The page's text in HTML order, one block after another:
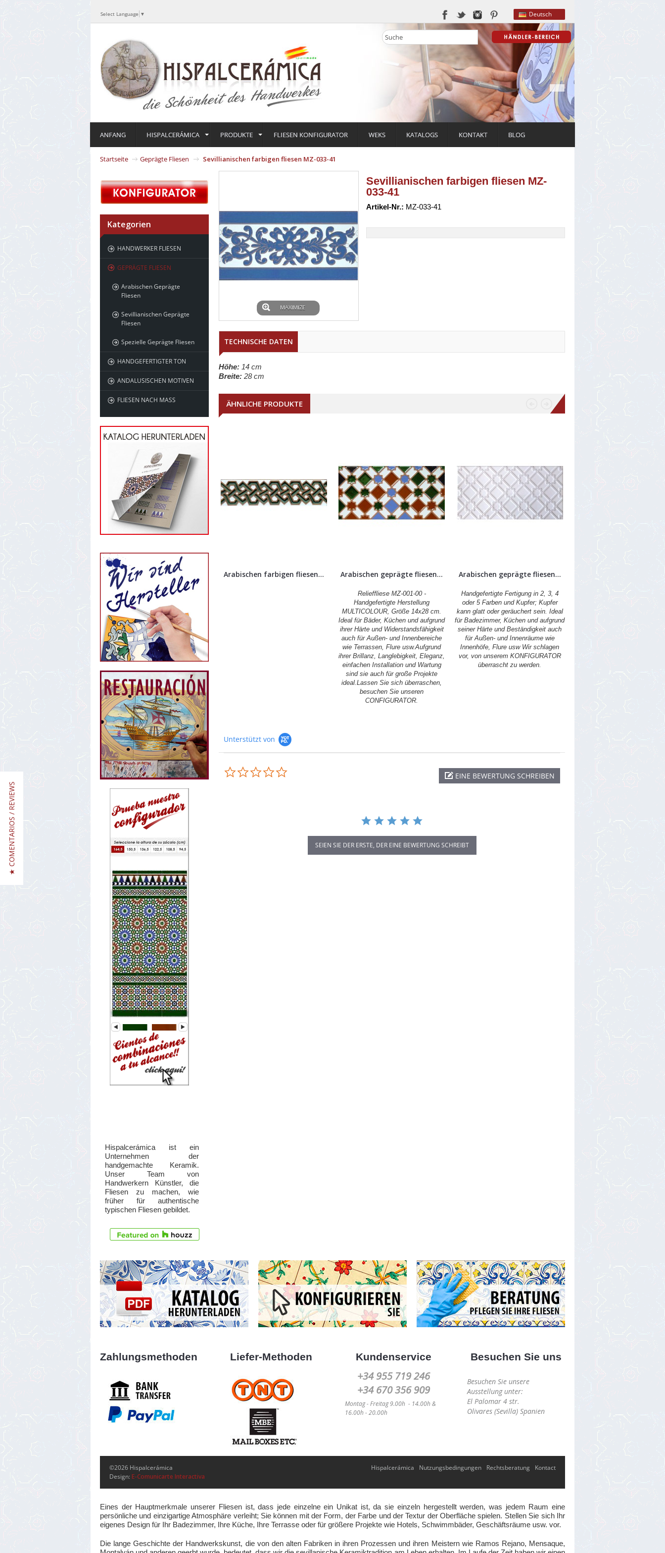
Deutsch
Select Language ▼
ANFANG HISPALCERÁMICA PRODUKTE FLIESEN KONFIGURATOR WEKS KATALOGS KONTAKT BLOG
Startseite Geprägte Fliesen Sevillianischen farbigen fliesen MZ-033-41
Kategorien
HANDWERKER FLIESEN
GEPRÄGTE FLIESEN
Arabischen Geprägte
Fliesen
Sevillianischen Geprägte
Fliesen
Spezielle Geprägte Fliesen
HANDGEFERTIGTER TON
ANDALUSISCHEN MOTIVEN
FLIESEN NACH MASS
Hispalcerámica ist ein
Unternehmen der
handgemachte Keramik.
Unser Team von
Handwerkern Künstler, die
Fliesen zu machen, wie
früher für authentische
typischen Fliesen gebildet.
MAXIMIZE
Sevillianischen farbigen fliesen MZ-
033-41
Artikel-Nr.: MZ-033-41
TECHNISCHE DATEN
Höhe: 14 cm
Breite: 28 cm
ÄHNLICHE PRODUKTE
Arabischen farbigen fliesen... Arabischen geprägte fliesen...
Relieffliese MZ-001-00 -
Handgefertigte Herstellung
MULTICOLOUR, Größe 14x28 cm.
Ideal für Bäder, Küchen und aufgrund
ihrer Härte und Widerstandsfähigkeit
auch für Außen- und Innenbereiche
wie Terrassen, Flure usw.Aufgrund
ihrer Brillanz, Langlebigkeit, Eleganz,
einfachen Installation und Wartung
sind sie auch für große Projekte
ideal.Lassen Sie sich überraschen,
besuchen Sie unseren
CONFIGURATOR.
Arabischen geprägte fliesen...
Handgefertigte Fertigung in 2, 3, 4
oder 5 Farben und Kupfer; Kupfer
kann glatt oder geräuchert sein. Ideal
für Badezimmer, Küchen und aufgrund
seiner Härte und Beständigkeit auch
für Außen- und Innenräume wie
Innenhöfe, Flure usw Wir schlagen
vor, von unserem KONFIGURATOR
überrascht zu werden.
Unterstützt von
EINE BEWERTUNG SCHREIBEN
SEIEN SIE DER ERSTE, DER EINE BEWERTUNG SCHREIBT
Zahlungsmethoden Liefer-Methoden Kundenservice
+34 955 719 246
+34 670 356 909
Montag -Freitag9.00h - 14.00h &
16.00h - 20.00h
Besuchen Sie uns
Besuchen Sie unsere
Ausstellung unter:
El Palomar 4 str.
Olivares (Sevilla) Spanien
©2026 Hispalcerámica
Design: E-Comunicarte Interactiva
Hispalcerámica Nutzungsbedingungen Rechtsberatung Kontact
Eines der Hauptmerkmale unserer Fliesen ist, dass jede einzelne ein Unikat ist, da sie einzeln hergestellt werden, was jedem Raum eine
persönliche und einzigartige Atmosphäre verleiht; Sie können mit der Form, der Farbe und der Textur der Oberfläche spielen. Stellen Sie sich Ihr
eigenes Design für Ihr Badezimmer, Ihre Küche, Ihre Terrasse oder für größere Projekte wie Hotels, Schwimmbäder, Geschäftsräume usw. vor.
Die lange Geschichte der Handwerkskunst, die von den alten Fabriken in ihren Prozessen und ihren Meistern wie Ramos Rejano, Mensaque,
★ COMENTARIOS / REVIEWS